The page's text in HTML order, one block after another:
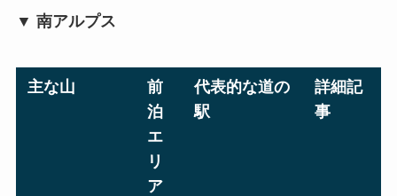
▼ 南アルプス
主な山
前
泊
エ
リ
ア
代表的な道の
駅
詳細記
事